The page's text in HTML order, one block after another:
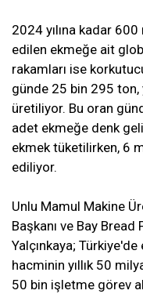
2024 yılına kadar
edilen ekmeğe ait
rakamları ise
günde 25 bin 295 ton,
üretiliyor. Bu oran
adet ekmeğe denk
ekmek tüketilirken, 6
ediliyor.
Unlu Mamul Makine
Başkanı ve Bay Bread
Yalçınkaya;
hacminin yıllık 50
50 bin işletme görev